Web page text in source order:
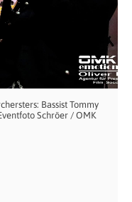
Bassist Tommy
Schröer / OMK